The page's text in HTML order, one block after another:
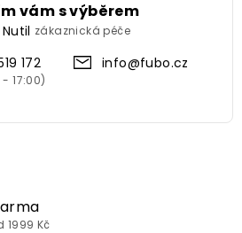
vám s výběrem
zákaznická péče
172 info@fubo.cz
Kč